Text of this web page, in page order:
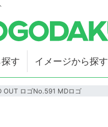
す イメージから探す
OUT ロゴNo.591 MDロゴ